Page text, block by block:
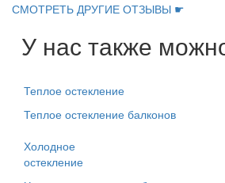
СМОТРЕТЬ ДРУГИЕ ОТЗЫВЫ ☛
У нас также
Теплое остекление
Теплое остекление балконов
Холодное
остекление